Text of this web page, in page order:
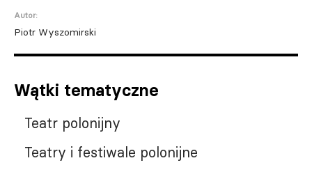
Autor:
Piotr Wyszomirski
Wątki tematyczne
Teatr polonijny
Teatry i festiwale polonijne